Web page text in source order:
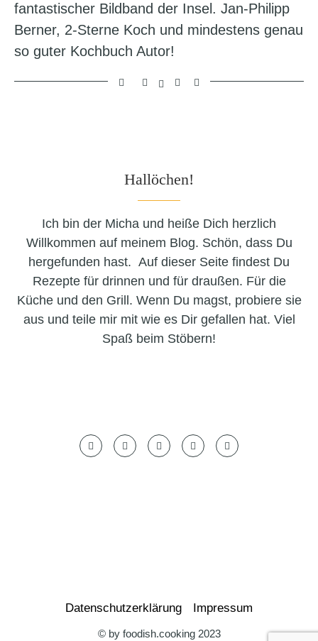
fantastischer Bildband der Insel. Jan-Philipp
Berner, 2-Sterne Koch und mindestens genau
so guter Kochbuch Autor!
Hallöchen!
Ich bin der Micha und heiße Dich herzlich
Willkommen auf meinem Blog. Schön, dass Du
hergefunden hast. Auf dieser Seite findest Du
Rezepte für drinnen und für draußen. Für die
Küche und den Grill. Wenn Du magst, probiere sie
aus und teile mir mit wie es Dir gefallen hat. Viel
Spaß beim Stöbern!
Datenschutzerklärung Impressum
© by foodish.cooking 2023